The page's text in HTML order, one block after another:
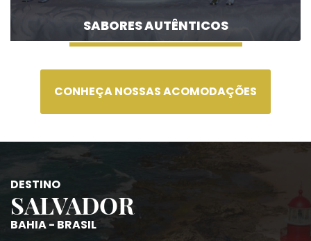
SABORES AUTÊNTICOS
CONHEÇA NOSSAS ACOMODAÇÕES
DESTINO
SALVADOR
BAHIA - BRASIL